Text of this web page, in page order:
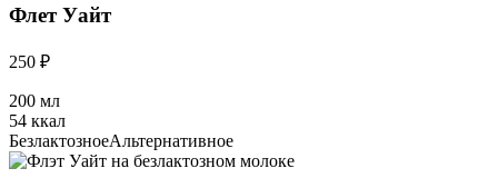
Флет Уайт
250 ₽
200 мл
54 ккал
БезлактозноеАльтернативное